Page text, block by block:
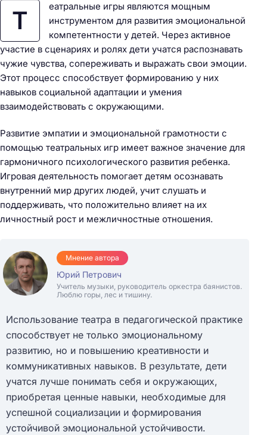
Т
еатральные игры являются мощным
инструментом для развития эмоциональной
компетентности у детей. Через активное
участие в сценариях и ролях дети учатся распознавать
чужие чувства, сопереживать и выражать свои эмоции.
Этот процесс способствует формированию у них
навыков социальной адаптации и умения
взаимодействовать с окружающими.
Развитие эмпатии и эмоциональной грамотности с
помощью театральных игр имеет важное значение для
гармоничного психологического развития ребенка.
Игровая деятельность помогает детям осознавать
внутренний мир других людей, учит слушать и
поддерживать, что положительно влияет на их
личностный рост и межличностные отношения.
Мнение автора
Юрий Петрович
Учитель музыки, руководитель оркестра баянистов.
Люблю горы, лес и тишину.
Использование театра в педагогической практике
способствует не только эмоциональному
развитию, но и повышению креативности и
коммуникативных навыков. В результате, дети
учатся лучше понимать себя и окружающих,
приобретая ценные навыки, необходимые для
успешной социализации и формирования
устойчивой эмоциональной устойчивости.